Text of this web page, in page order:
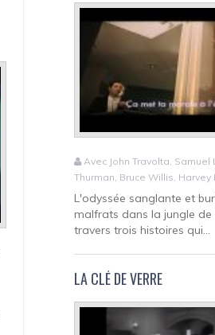
Avec John Travolta, Samuel
Thurman, Bruce Willis, Harvey
L'odyssée sanglante et
malfrats dans la jungle
travers trois histoires qui...
LA CLÉ DE VERRE